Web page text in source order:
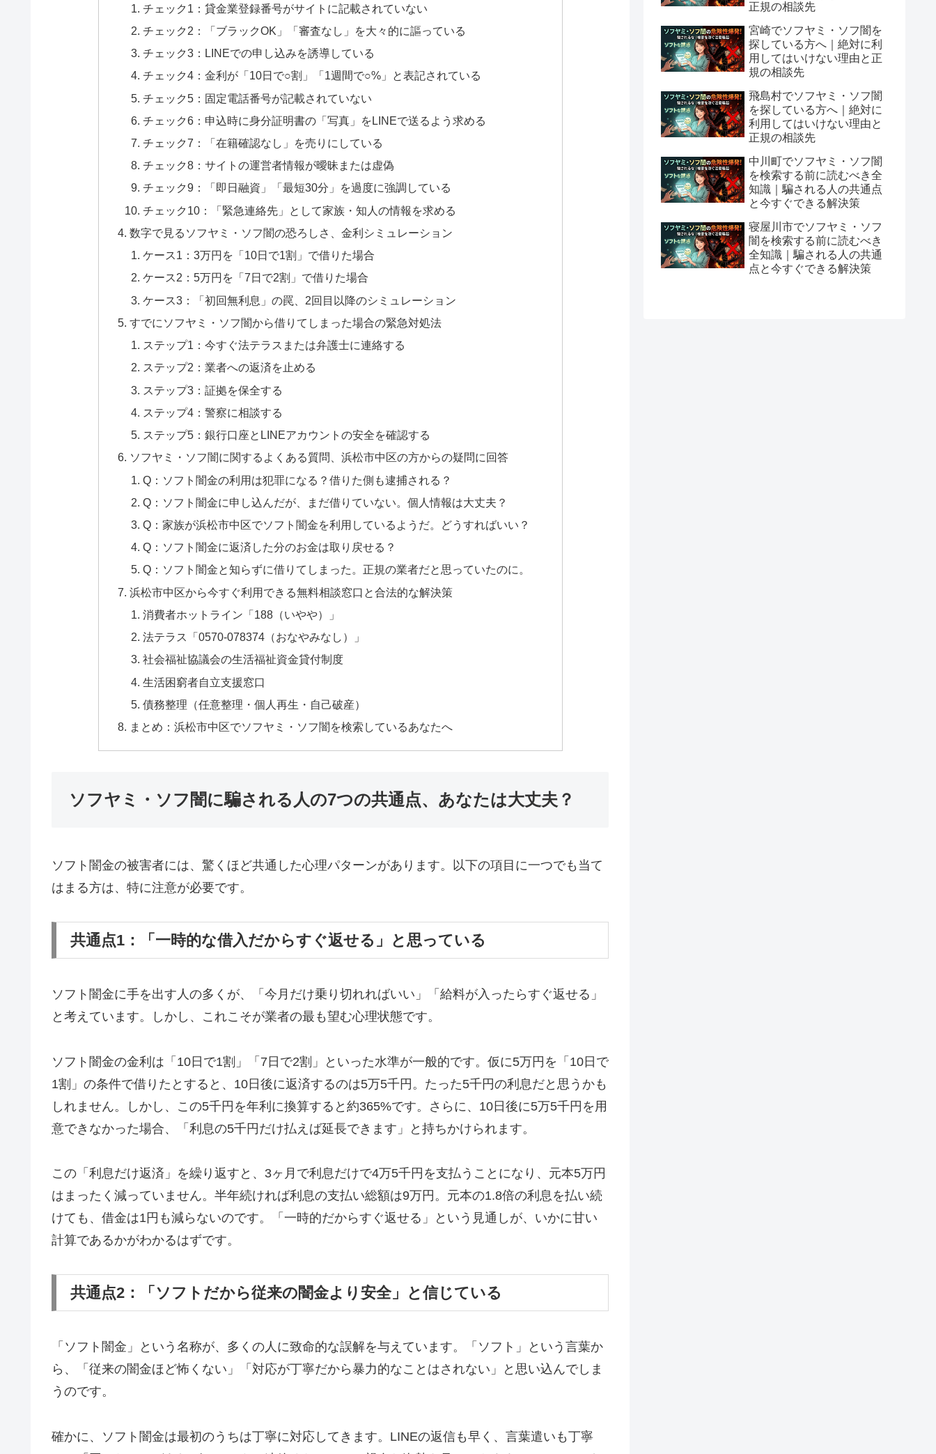
チェック1：貸金業登録番号がサイトに記載されていない
チェック2：「ブラックOK」「審査なし」を大々的に謳っている
チェック3：LINEでの申し込みを誘導している
チェック4：金利が「10日で○割」「1週間で○%」と表記されている
チェック5：固定電話番号が記載されていない
チェック6：申込時に身分証明書の「写真」をLINEで送るよう求める
チェック7：「在籍確認なし」を売りにしている
チェック8：サイトの運営者情報が曖昧または虚偽
チェック9：「即日融資」「最短30分」を過度に強調している
チェック10：「緊急連絡先」として家族・知人の情報を求める
数字で見るソフヤミ・ソフ闇の恐ろしさ、金利シミュレーション
ケース1：3万円を「10日で1割」で借りた場合
ケース2：5万円を「7日で2割」で借りた場合
ケース3：「初回無利息」の罠、2回目以降のシミュレーション
すでにソフヤミ・ソフ闇から借りてしまった場合の緊急対処法
ステップ1：今すぐ法テラスまたは弁護士に連絡する
ステップ2：業者への返済を止める
ステップ3：証拠を保全する
ステップ4：警察に相談する
ステップ5：銀行口座とLINEアカウントの安全を確認する
ソフヤミ・ソフ闇に関するよくある質問、浜松市中区の方からの疑問に回答
Q：ソフト闇金の利用は犯罪になる？借りた側も逮捕される？
Q：ソフト闇金に申し込んだが、まだ借りていない。個人情報は大丈夫？
Q：家族が浜松市中区でソフト闇金を利用しているようだ。どうすればいい？
Q：ソフト闇金に返済した分のお金は取り戻せる？
Q：ソフト闇金と知らずに借りてしまった。正規の業者だと思っていたのに。
浜松市中区から今すぐ利用できる無料相談窓口と合法的な解決策
消費者ホットライン「188（いやや）」
法テラス「0570-078374（おなやみなし）」
社会福祉協議会の生活福祉資金貸付制度
生活困窮者自立支援窓口
債務整理（任意整理・個人再生・自己破産）
まとめ：浜松市中区でソフヤミ・ソフ闇を検索しているあなたへ
ソフヤミ・ソフ闇に騙される人の7つの共通点、あなたは大丈夫？
ソフト闇金の被害者には、驚くほど共通した心理パターンがあります。以下の項目に一つでも当て
はまる方は、特に注意が必要です。
共通点1：「一時的な借入だからすぐ返せる」と思っている
ソフト闇金に手を出す人の多くが、「今月だけ乗り切れればいい」「給料が入ったらすぐ返せる」
と考えています。しかし、これこそが業者の最も望む心理状態です。
ソフト闇金の金利は「10日で1割」「7日で2割」といった水準が一般的です。仮に5万円を「10日で
1割」の条件で借りたとすると、10日後に返済するのは5万5千円。たった5千円の利息だと思うかも
しれません。しかし、この5千円を年利に換算すると約365%です。さらに、10日後に5万5千円を用
意できなかった場合、「利息の5千円だけ払えば延長できます」と持ちかけられます。
この「利息だけ返済」を繰り返すと、3ヶ月で利息だけで4万5千円を支払うことになり、元本5万円
はまったく減っていません。半年続ければ利息の支払い総額は9万円。元本の1.8倍の利息を払い続
けても、借金は1円も減らないのです。「一時的だからすぐ返せる」という見通しが、いかに甘い
計算であるかがわかるはずです。
共通点2：「ソフトだから従来の闇金より安全」と信じている
「ソフト闇金」という名称が、多くの人に致命的な誤解を与えています。「ソフト」という言葉か
ら、「従来の闇金ほど怖くない」「対応が丁寧だから暴力的なことはされない」と思い込んでしま
うのです。
確かに、ソフト闇金は最初のうちは丁寧に対応してきます。LINEの返信も早く、言葉遣いも丁寧
正規の相談先
宮崎でソフヤミ・ソフ闇を
探している方へ｜絶対に利
用してはいけない理由と正
規の相談先
飛島村でソフヤミ・ソフ闇
を探している方へ｜絶対に
利用してはいけない理由と
正規の相談先
中川町でソフヤミ・ソフ闇
を検索する前に読むべき全
知識｜騙される人の共通点
と今すぐできる解決策
寝屋川市でソフヤミ・ソフ
闇を検索する前に読むべき
全知識｜騙される人の共通
点と今すぐできる解決策